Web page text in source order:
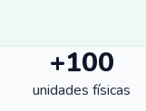
+100
unidades físicas